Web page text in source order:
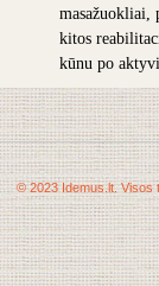
masažuokliai,
kitos
kūnu po
© 2023 Idemus.lt.